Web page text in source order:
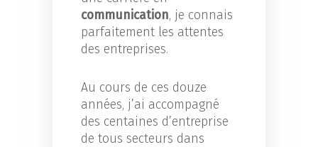
communication, je connais
parfaitement les attentes
des entreprises.
Au cours de ces douze
années, j’ai accompagné
des centaines d’entreprise
de tous secteurs dans